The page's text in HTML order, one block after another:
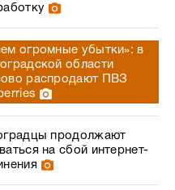
огромные убытки»: в
области
распродают ПВЗ
продолжают
на сбой интернет-